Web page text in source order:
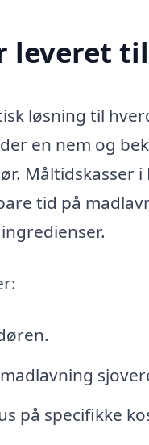
leveret
løsning til
en nem og
Måltidskasser
tid på
på specifikke